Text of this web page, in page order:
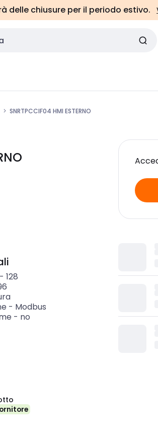
delle chiusure per il periodo estivo.
SNRTPCCIF04 HMI ESTERNO
128
- Modbus
- no